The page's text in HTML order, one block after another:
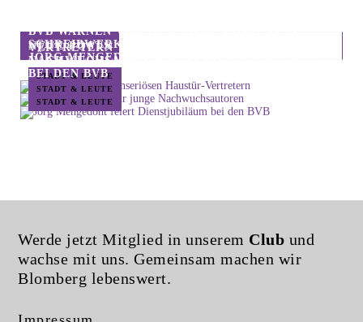
NEUE POSTS
BVB WARNEN VOR UNSERIÖSEN HAUSTÜR-
VERTRETERN
STADT & LEUTE
SCHREIBWERKSTATT FÜR JUNGE
NACHWUCHSAUTOREN
STADT & LEUTE
JÖRG MENGEDOHT FEIERT DIENSTJUBILÄUM
BEI DEN BVB
STADT & LEUTE
Werde jetzt Mitglied in unserem Club und
wachse mit uns. Gemeinsam machen wir
Blomberg lebenswert.